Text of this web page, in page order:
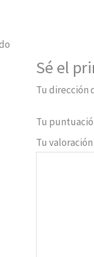
Sé el
Tu dirección
Tu
Tu valoración